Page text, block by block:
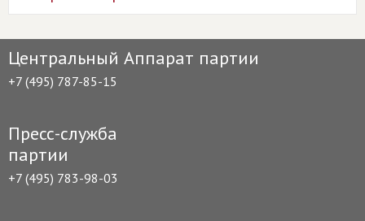
Центральный Аппарат партии
+7 (495) 787-85-15
Пресс-служба
партии
+7 (495) 783-98-03